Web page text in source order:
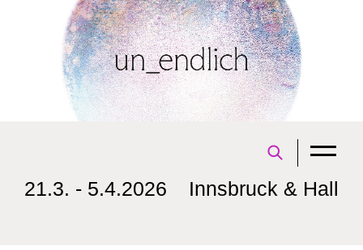
21.3. - 5.4.2026 Innsbruck & Hall